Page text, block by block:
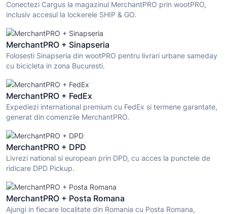
Conectezi Cargus la magazinul MerchantPRO prin wootPRO,
inclusiv accesul la lockerele SHIP & GO.
MerchantPRO + Sinapseria
Folosesti Sinapseria din wootPRO pentru livrari urbane sameday
cu bicicleta in zona Bucuresti.
MerchantPRO + FedEx
Expediezi international premium cu FedEx si termene garantate,
generat din comenzile MerchantPRO.
MerchantPRO + DPD
Livrezi national si european prin DPD, cu acces la punctele de
ridicare DPD Pickup.
MerchantPRO + Posta Romana
Ajungi in fiecare localitate din Romania cu Posta Romana,